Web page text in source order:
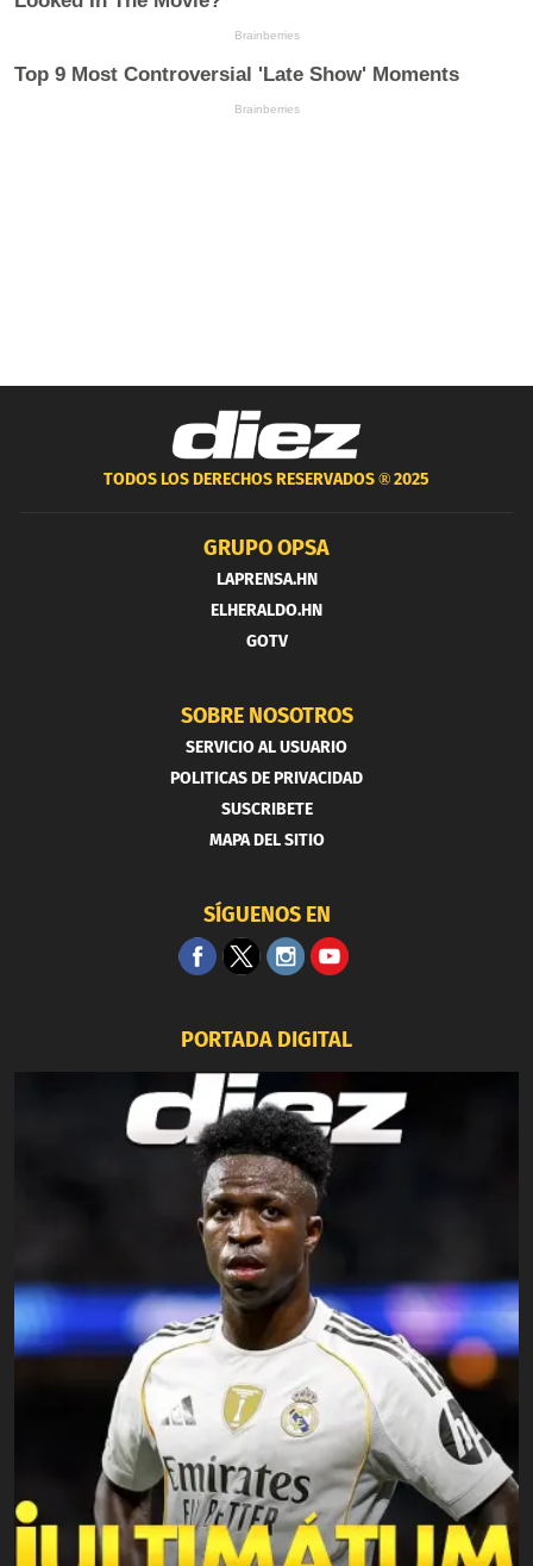
TODOS LOS DERECHOS RESERVADOS ®2025
GRUPO OPSA
LAPRENSA.HN
ELHERALDO.HN
GOTV
SOBRE NOSOTROS
SERVICIO AL USUARIO
POLITICAS DE PRIVACIDAD
SUSCRIBETE
MAPA DEL SITIO
SÍGUENOS EN
PORTADA DIGITAL